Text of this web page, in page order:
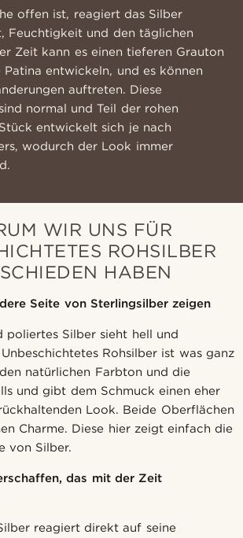
offen ist, reagiert das Silber
Feuchtigkeit und den täglichen
Zeit kann es einen tieferen Grauton
entwickeln, und es können
auftreten. Diese
normal und Teil der rohen
entwickelt sich je nach
wodurch der Look immer
WIR UNS FÜR
ROHSILBER
HABEN
Seite von Sterlingsilber zeigen
poliertes Silber sieht hell und
Rohsilber ist was ganz
natürlichen Farbton und die
und gibt dem Schmuck einen eher
Look. Beide Oberflächen
Charme. Diese hier zeigt einfach die
von Silber.
das mit der Zeit
reagiert direkt auf seine